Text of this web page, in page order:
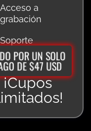
Acceso a
grabación
Soporte
POR UN SOLO
DE $47 USD
¡Cupos